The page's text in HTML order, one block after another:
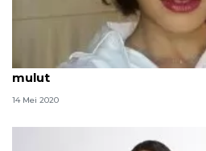
Melanie Putria rajin pakai
mulut
14 Mei 2020